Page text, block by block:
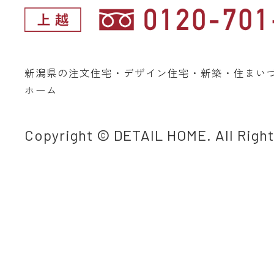
新潟県の注文住宅・デザイン住宅・新築・住まい
ホーム
Copyright © DETAIL HOME. All